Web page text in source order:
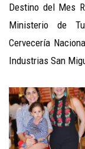
Destino del Mes
Ministerio de
Cervecería
Industrias San